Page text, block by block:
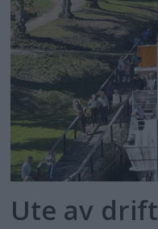
Ute av drift